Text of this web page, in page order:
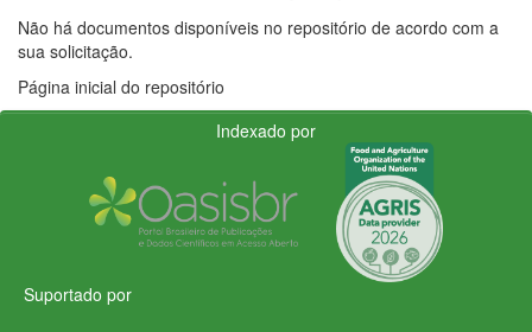
Não há documentos disponíveis no repositório de acordo com a
sua solicitação.
Página inicial do repositório
Indexado por
Suportado por